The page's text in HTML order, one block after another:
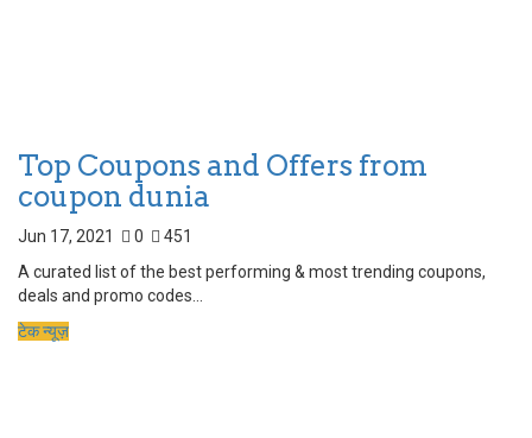
Top Coupons and Offers from
coupon dunia
Jun 17, 2021 0
451
A curated list of the best performing & most trending coupons,
deals and promo codes...
टेक न्यूज़